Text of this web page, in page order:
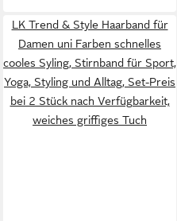
LK Trend & Style Haarband für
Damen uni Farben schnelles
cooles Syling, Stirnband für Sport,
Yoga, Styling und Alltag, Set-Preis
bei 2 Stück nach Verfügbarkeit,
weiches griffiges Tuch